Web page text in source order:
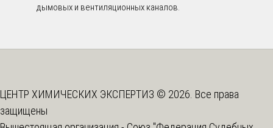
дымовых и вентиляционных каналов.
ЦЕНТР ХИМИЧЕСКИХ ЭКСПЕРТИЗ © 2026. Все права
защищены